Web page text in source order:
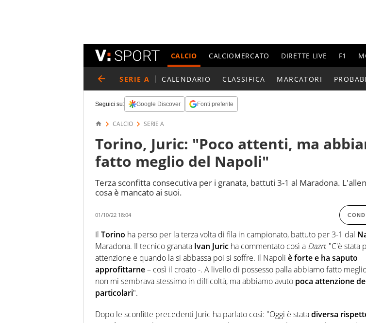
CALCIO CALCIOMERCATO DIRETTE LIVE F1
SERIE A CALENDARIO CLASSIFICA MARCATORI
Seguici su: Google Discover Fonti preferite
CALCIO SERIE A
Torino, Juric: "Poco attenti, ma
fatto meglio del Napoli"
Terza sconfitta consecutiva per i granata, battuti 3-1 al Maradona.
cosa è mancato ai suoi.
01/10/22 18:04
Il Torino ha perso per la terza volta di fila in campionato, battuto per 3-1 dal
Maradona. Il tecnico granata Ivan Juric ha commentato così a Dazn: "C'è stata
attenzione e quando la si abbassa poi si soffre. Il Napoli è forte e ha saputo
approfittarne– così il croato -. A livello di possesso palla abbiamo fatto
non mi sembrava stessimo in difficoltà, ma abbiamo avuto poca attenzione
particolari".
Dopo le sconfitte precedenti Juric ha parlato così: "Oggi è statadiversa